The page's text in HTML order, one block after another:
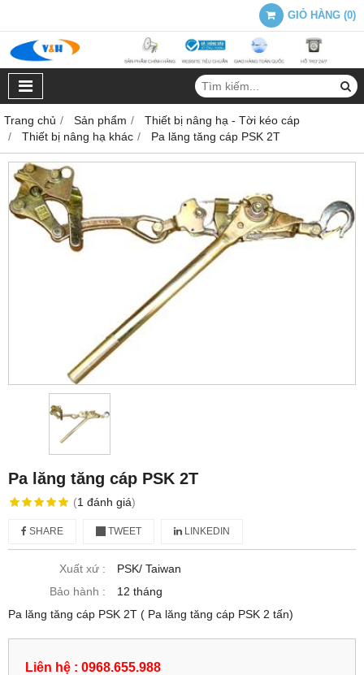
GIỎ HÀNG (0)
Trang chủ Sản phẩm
Thiết bị nâng hạ - Tời kéo cáp
Thiết bị nâng hạ khác
Pa lăng tăng cáp PSK 2T
Pa lăng tăng cáp PSK 2T
(1 đánh giá)
SHARE TWEET LINKEDIN
Xuất xứ :
PSK/ Taiwan
Bảo hành :
12 tháng
Pa lăng tăng cáp PSK 2T ( Pa lăng tăng cáp PSK 2 tấn)
Liên hệ : 0968.655.988